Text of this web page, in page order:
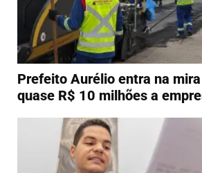
Prefeito Aurélio entra na
quase R$ 10 milhões a